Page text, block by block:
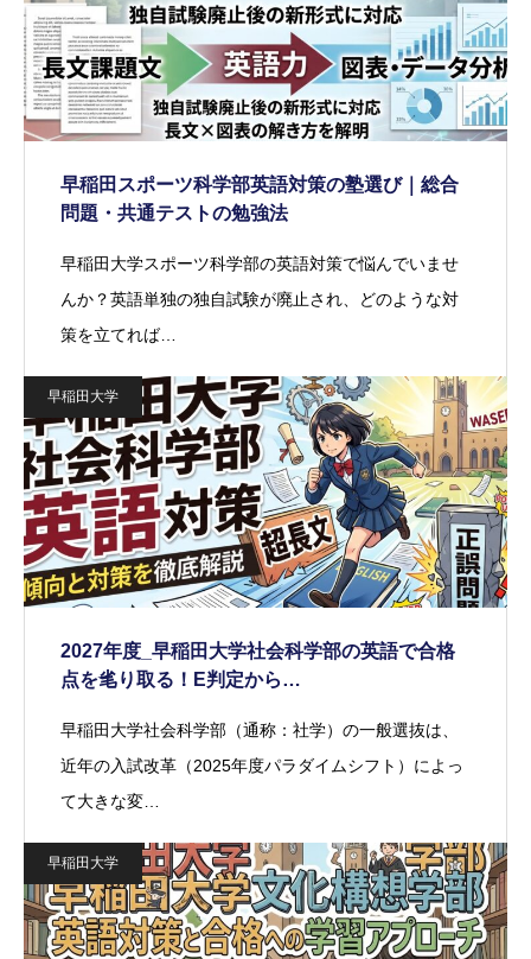
早稲田スポーツ科学部英語対策の塾選び｜総合
問題・共通テストの勉強法
早稲田大学スポーツ科学部の英語対策で悩んでいませ
んか？英語単独の独自試験が廃止され、どのような対
策を立てれば…
早稲田大学
2027年度_早稲田大学社会科学部の英語で合格
点を毟り取る！E判定から…
早稲田大学社会科学部（通称：社学）の一般選抜は、
近年の入試改革（2025年度パラダイムシフト）によっ
て大きな変…
早稲田大学